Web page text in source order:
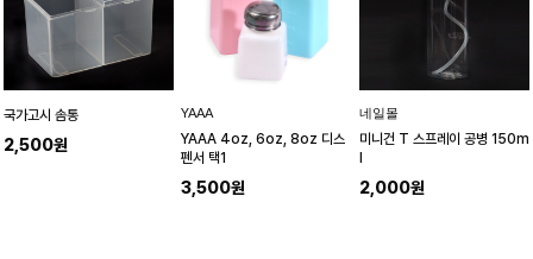
국가고시 솜통
2,500원
YAAA
YAAA 4oz, 6oz, 8oz 디스
펜서 택1
3,500원
네일몰
미니건 T 스프레이 공병 150m
l
2,000원